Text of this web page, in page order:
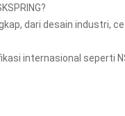
dari desain industri,
internasional seperti